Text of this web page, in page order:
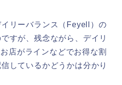
リーバランス（Feyell）の
すが、残念ながら、デイリ
店がラインなどでお得な割
しているかどうかは分かり